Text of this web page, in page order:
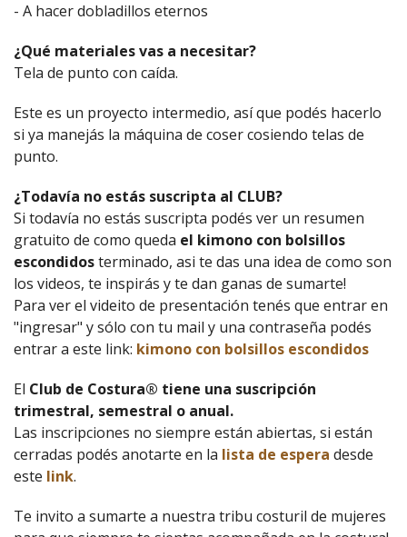
- A hacer dobladillos eternos
¿Qué materiales vas a necesitar?
Tela de punto con caída.
Este es un proyecto intermedio, así que podés hacerlo
si ya manejás la máquina de coser cosiendo telas de
punto.
¿Todavía no estás suscripta al CLUB?
Si todavía no estás suscripta podés ver un resumen
gratuito de como queda el kimono con bolsillos
escondidosterminado, asi te das una idea de como son
los videos, te inspirás y te dan ganas de sumarte!
Para ver el videito de presentación tenés que entrar en
"ingresar" y sólo con tu mail y una contraseña podés
entrar a este link: kimono con bolsillos escondidos
El Club de Costura® tiene una suscripción
trimestral, semestral o anual.
Las inscripciones no siempre están abiertas, si están
cerradas podés anotarte en la lista de espera desde
este link.
Te invito a sumarte a nuestra tribu costuril de mujeres